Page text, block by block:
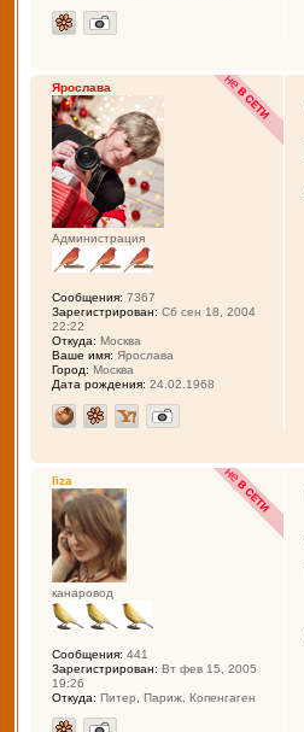
Ярослава
Администрация
Сообщения: 7367
Зарегистрирован: Сб сен 18, 2004
22:22
Откуда: Москва
Ваше имя: Ярослава
Город: Москва
Дата рождения: 24.02.1968
liza
канаровод
Сообщения: 441
Зарегистрирован: Вт фев 15, 2005
19:26
Откуда: Питер, Париж, Копенгаген